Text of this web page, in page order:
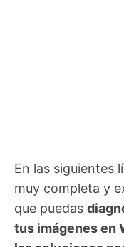
En las siguientes
muy completa y
que puedas
tus imágenes en